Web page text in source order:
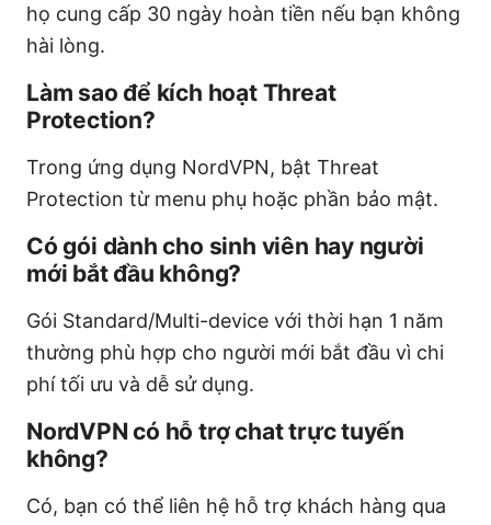
họ cung cấp 30 ngày hoàn tiền nếu bạn không
hài lòng.
Làm sao để kích hoạt Threat
Protection?
Trong ứng dụng NordVPN, bật Threat
Protection từ menu phụ hoặc phần bảo mật.
Có gói dành cho sinh viên hay người
mới bắt đầu không?
Gói Standard/Multi-device với thời hạn 1 năm
thường phù hợp cho người mới bắt đầu vì chi
phí tối ưu và dễ sử dụng.
NordVPN có hỗ trợ chat trực tuyến
không?
Có, bạn có thể liên hệ hỗ trợ khách hàng qua